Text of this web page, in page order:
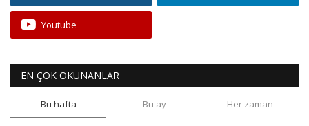
Youtube
EN ÇOK OKUNANLAR
Bu hafta Bu ay Her zaman